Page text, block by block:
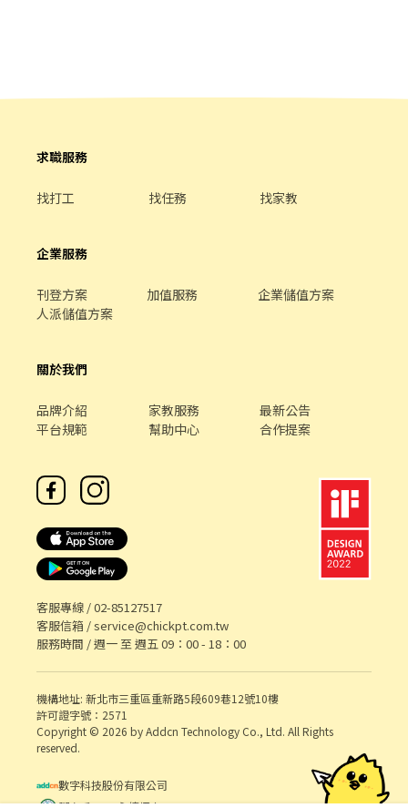
補貼 推薦獎金 彈性排班 ⸻【應徵方式】⸻ 1️⃣點擊加入：
https://lin.ee/VvpVQJp（ID：@600movsk） 2️⃣加入後"務必"留
求職服務
找打工 找任務 找家教
企業服務
刊登方案 加值服務
企業儲值方案
人派儲值方案
關於我們
品牌介紹 家教服務
最新公告
平台規範
幫助中心 合作提案
客服專線 /02-85127517
客服信箱 /service@chickpt.com.tw
服務時間 / 週一 至 週五 09：00 - 18：00
機構地址: 新北市三重區重新路5段609巷12號10樓
許可證字號：2571
Copyright © 2026 by Addcn Technology Co., Ltd. All Rights
reserved.
數字科技股份有限公司